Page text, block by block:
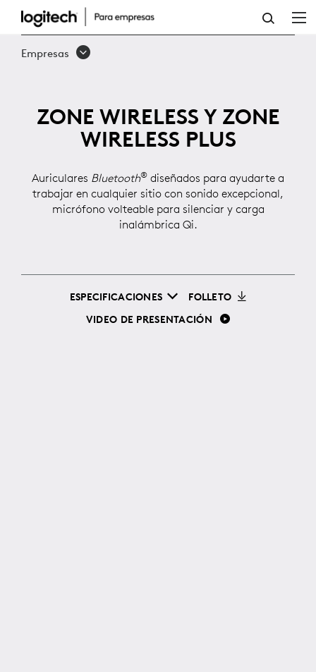
ZONE
WIRELESS
Empresas
ZONE WIRELESS Y ZONE
WIRELESS PLUS
Auriculares Bluetooth® diseñados para ayudarte a
trabajar en cualquier sitio con sonido excepcional,
micrófono volteable para silenciar y carga
inalámbrica Qi.
ESPECIFICACIONES
FOLLETO
VIDEO DE PRESENTACIÓN